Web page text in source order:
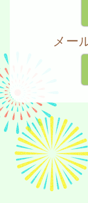
メー